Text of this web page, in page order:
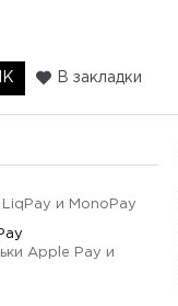
В закладки
и MonoPay
Apple Pay и